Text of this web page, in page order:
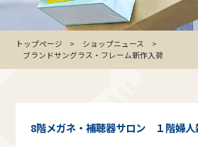
トップページ
ショップニュース
ブランドサングラス・フレーム新作入荷
8階メガネ・補聴器サロン １階婦人